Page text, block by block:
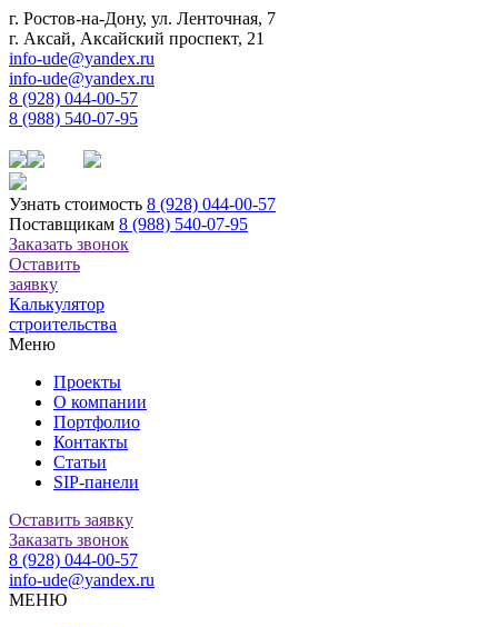
г. Ростов-на-Дону, ул. Ленточная, 7
г. Аксай, Аксайский проспект, 21
info-ude@yandex.ru
info-ude@yandex.ru
8 (928) 044-00-57
8 (988) 540-07-95
Узнать стоимость 8 (928) 044-00-57
Поставщикам 8 (988) 540-07-95
Заказать звонок
Оставить
заявку
Калькулятор
строительства
Меню
Проекты
О компании
Портфолио
Контакты
Статьи
SIP-панели
Оставить заявку
Заказать звонок
8 (928) 044-00-57
info-ude@yandex.ru
МЕНЮ